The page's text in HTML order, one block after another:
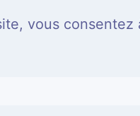
vous consentez